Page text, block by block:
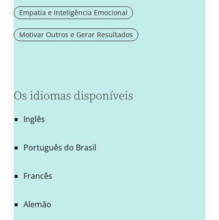
Empatia e Inteligência Emocional
Motivar Outros e Gerar Resultados
Os idiomas disponíveis
Inglês
Português do Brasil
Francês
Alemão